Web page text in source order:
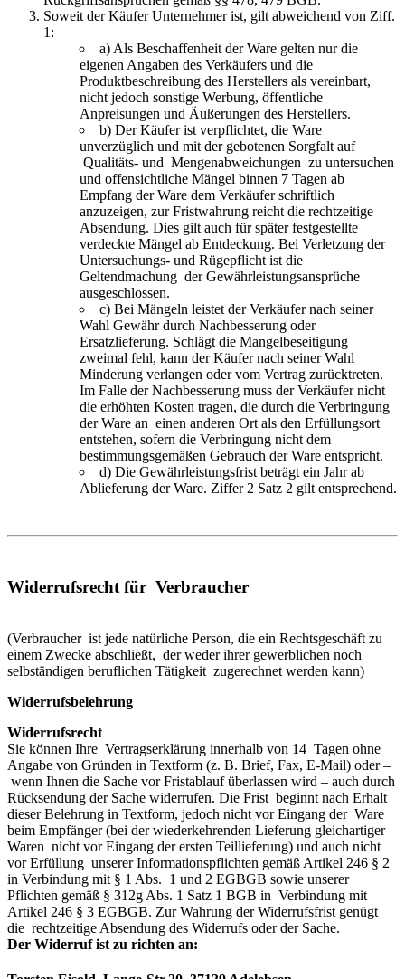
Soweit der Käufer Unternehmer ist, gilt abweichend von Ziff.
1:
a) Als Beschaffenheit der Ware gelten nur die
eigenen Angaben des Verkäufers und die
Produktbeschreibung des Herstellers als vereinbart,
nicht jedoch sonstige Werbung, öffentliche
Anpreisungen und Äußerungen des Herstellers.
b) Der Käufer ist verpflichtet, die Ware
unverzüglich und mit der gebotenen Sorgfalt auf
Qualitäts- und Mengenabweichungen zu untersuchen
und offensichtliche Mängel binnen 7 Tagen ab
Empfang der Ware dem Verkäufer schriftlich
anzuzeigen, zur Fristwahrung reicht die rechtzeitige
Absendung. Dies gilt auch für später festgestellte
verdeckte Mängel ab Entdeckung. Bei Verletzung der
Untersuchungs- und Rügepflicht ist die
Geltendmachung der Gewährleistungsansprüche
ausgeschlossen.
c) Bei Mängeln leistet der Verkäufer nach seiner
Wahl Gewähr durch Nachbesserung oder
Ersatzlieferung. Schlägt die Mangelbeseitigung
zweimal fehl, kann der Käufer nach seiner Wahl
Minderung verlangen oder vom Vertrag zurücktreten.
Im Falle der Nachbesserung muss der Verkäufer nicht
die erhöhten Kosten tragen, die durch die Verbringung
der Ware an einen anderen Ort als den Erfüllungsort
entstehen, sofern die Verbringung nicht dem
bestimmungsgemäßen Gebrauch der Ware entspricht.
d) Die Gewährleistungsfrist beträgt ein Jahr ab
Ablieferung der Ware. Ziffer 2 Satz 2 gilt entsprechend.
Widerrufsrecht für Verbraucher
(Verbraucher ist jede natürliche Person, die ein Rechtsgeschäft zu
einem Zwecke abschließt, der weder ihrer gewerblichen noch
selbständigen beruflichen Tätigkeit zugerechnet werden kann)
Widerrufsbelehrung
Widerrufsrecht
Sie können Ihre Vertragserklärung innerhalb von 14 Tagen ohne
Angabe von Gründen in Textform (z. B. Brief, Fax, E-Mail) oder –
wenn Ihnen die Sache vor Fristablauf überlassen wird – auch durch
Rücksendung der Sache widerrufen. Die Frist beginnt nach Erhalt
dieser Belehrung in Textform, jedoch nicht vor Eingang der Ware
beim Empfänger (bei der wiederkehrenden Lieferung gleichartiger
Waren nicht vor Eingang der ersten Teillieferung) und auch nicht
vor Erfüllung unserer Informationspflichten gemäß Artikel 246 § 2
in Verbindung mit § 1 Abs. 1 und 2 EGBGB sowie unserer
Pflichten gemäß § 312g Abs. 1 Satz 1 BGB in Verbindung mit
Artikel 246 § 3 EGBGB. Zur Wahrung der Widerrufsfrist genügt
die rechtzeitige Absendung des Widerrufs oder der Sache.
Der Widerruf ist zu richten an: